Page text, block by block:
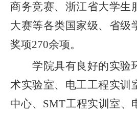
商务竞赛、浙江省大学生
大赛等各类国家级、省级
奖项270余项。
学院具有良好的实验
术实验室、电工工程实训
中心、 SMT工程实训室、